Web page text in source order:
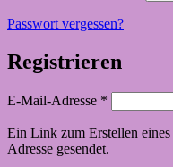
Passwort vergessen?
Registrieren
E-Mail-Adresse *
Ein Link zum Erstellen
Adresse gesendet.